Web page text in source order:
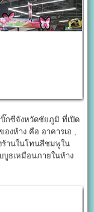
บิ๊กซีจังหวัดชัยภูมิ ที่เปิด
งห้าง คือ อาคารเอ ,
ร้านในโทนสีชมพูใน
บูธเหมือนภายในห้าง